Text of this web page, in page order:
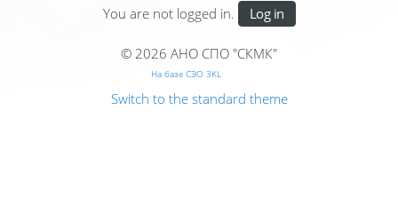
You are not logged in. Log in
© 2026 АНО СПО "СКМК"
На базе СЭО 3KL
Switch to the standard theme